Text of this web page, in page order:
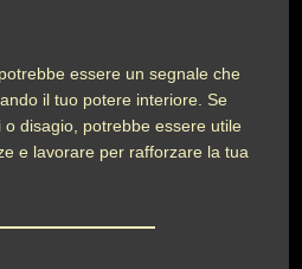
essere un segnale che
il tuo potere interiore. Se
disagio, potrebbe essere utile
e lavorare per rafforzare la tua